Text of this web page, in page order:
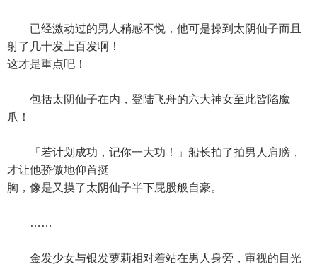
已经激动过的男人稍感不悦，他可是操到太阴仙子而且
射了几十发上百发啊！
这才是重点吧！
包括太阴仙子在内，登陆飞舟的六大神女至此皆陷魔
爪！
「若计划成功，记你一大功！」船长拍了拍男人肩膀，
才让他骄傲地仰首挺
胸，像是又摸了太阴仙子半下屁股般自豪。
……
金发少女与银发萝莉相对着站在男人身旁，审视的目光